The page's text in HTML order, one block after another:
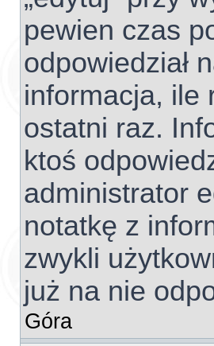
pewien czas
odpowiedział
informacja, ile
ostatni raz.
ktoś
administrator
notatkę z
zwykli
już na nie
Góra